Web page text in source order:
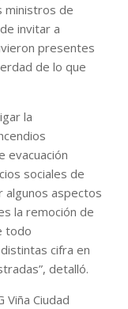
ministros de
invitar a
presentes
de lo que
la
evacuación
sociales de
algunos aspectos
la remoción de
todo
cifra en
detalló.
Ciudad